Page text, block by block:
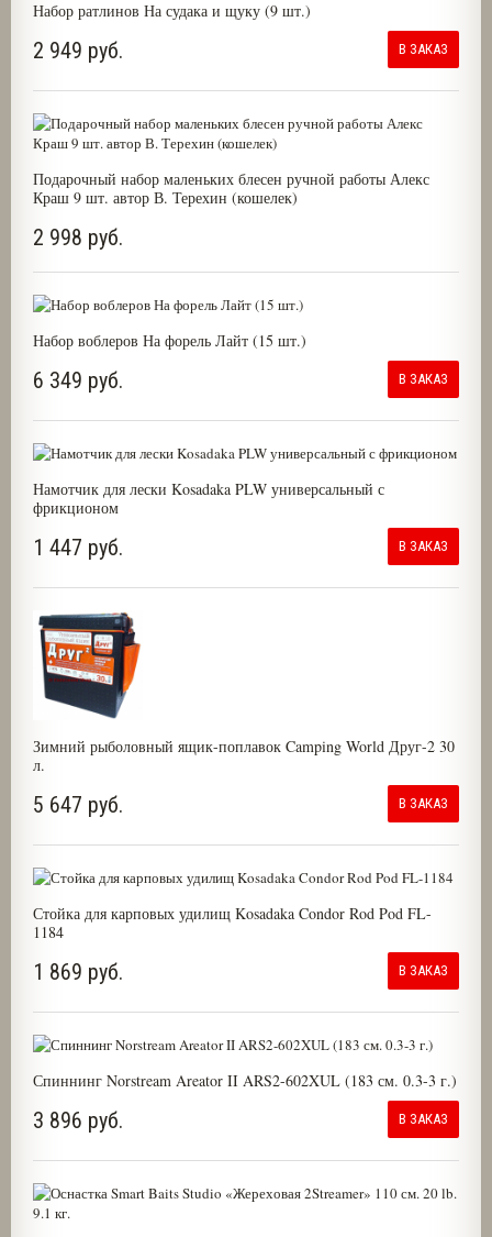
Набор ратлинов На судака и щуку (9 шт.)
2 949 руб. В ЗАКАЗ
Подарочный набор маленьких блесен ручной работы Алекс
Краш 9 шт. автор В. Терехин (кошелек)
2 998 руб.
Набор воблеров На форель Лайт (15 шт.)
6 349 руб. В ЗАКАЗ
Намотчик для лески Kosadaka PLW универсальный с
фрикционом
1 447 руб. В ЗАКАЗ
Зимний рыболовный ящик-поплавок Camping World Друг-2 30
л.
5 647 руб. В ЗАКАЗ
Стойка для карповых удилищ Kosadaka Condor Rod Pod FL-
1184
1 869 руб. В ЗАКАЗ
Спиннинг Norstream Areator II ARS2-602XUL (183 см. 0.3-3 г.)
3 896 руб. В ЗАКАЗ